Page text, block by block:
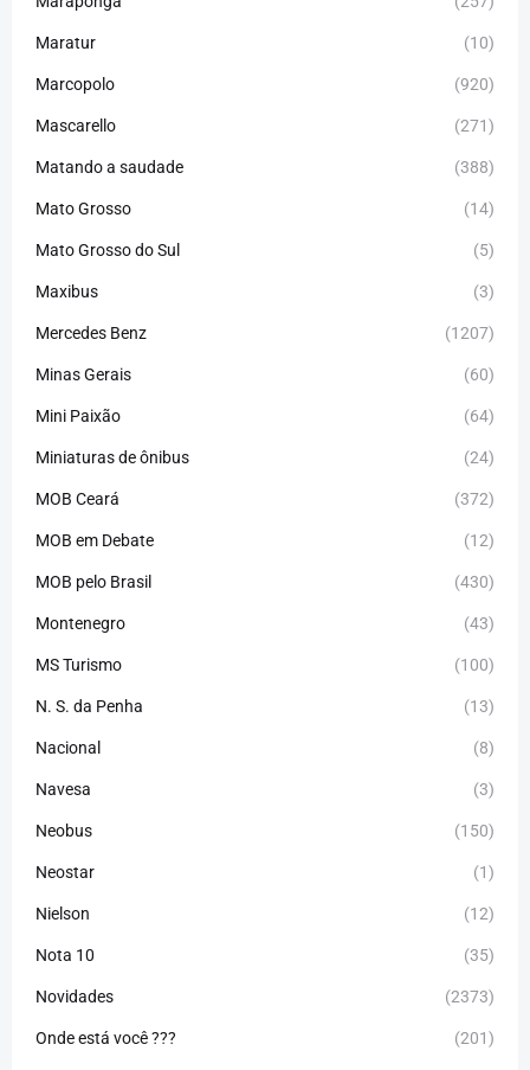
Maratur (10)
Marcopolo (920)
Mascarello (271)
Matando a saudade (388)
Mato Grosso (14)
Mato Grosso do Sul (5)
Maxibus (3)
Mercedes Benz (1207)
Minas Gerais (60)
Mini Paixão (64)
Miniaturas de ônibus (24)
MOB Ceará (372)
MOB em Debate (12)
MOB pelo Brasil (430)
Montenegro (43)
MS Turismo (100)
N. S. da Penha (13)
Nacional (8)
Navesa (3)
Neobus (150)
Neostar (1)
Nielson (12)
Nota 10 (35)
Novidades (2373)
Onde está você ??? (201)